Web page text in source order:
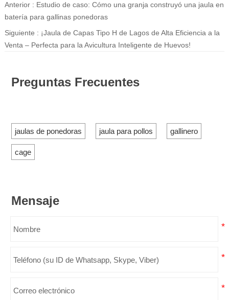
Anterior : Estudio de caso: Cómo una granja construyó una jaula en
batería para gallinas ponedoras
Siguiente : ¡Jaula de Capas Tipo H de Lagos de Alta Eficiencia a la
Venta – Perfecta para la Avicultura Inteligente de Huevos!
Preguntas Frecuentes
jaulas de ponedoras jaula para pollos gallinero
cage
Mensaje